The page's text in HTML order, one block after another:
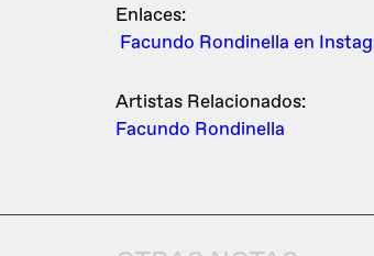
Enlaces:
Facundo Rondinella en
Artistas Relacionados:
Facundo Rondinella